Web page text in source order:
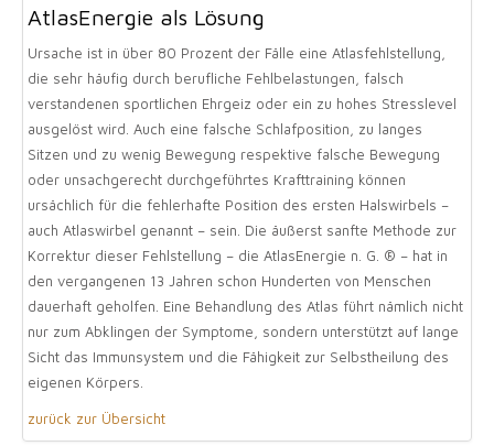
AtlasEnergie als Lösung
Ursache ist in über 80 Prozent der Fälle eine Atlasfehlstellung,
die sehr häufig durch berufliche Fehlbelastungen, falsch
verstandenen sportlichen Ehrgeiz oder ein zu hohes Stresslevel
ausgelöst wird. Auch eine falsche Schlafposition, zu langes
Sitzen und zu wenig Bewegung respektive falsche Bewegung
oder unsachgerecht durchgeführtes Krafttraining können
ursächlich für die fehlerhafte Position des ersten Halswirbels –
auch Atlaswirbel genannt – sein. Die äußerst sanfte Methode zur
Korrektur dieser Fehlstellung – die AtlasEnergie n. G. ® – hat in
den vergangenen 13 Jahren schon Hunderten von Menschen
dauerhaft geholfen. Eine Behandlung des Atlas führt nämlich nicht
nur zum Abklingen der Symptome, sondern unterstützt auf lange
Sicht das Immunsystem und die Fähigkeit zur Selbstheilung des
eigenen Körpers.
zurück zur Übersicht